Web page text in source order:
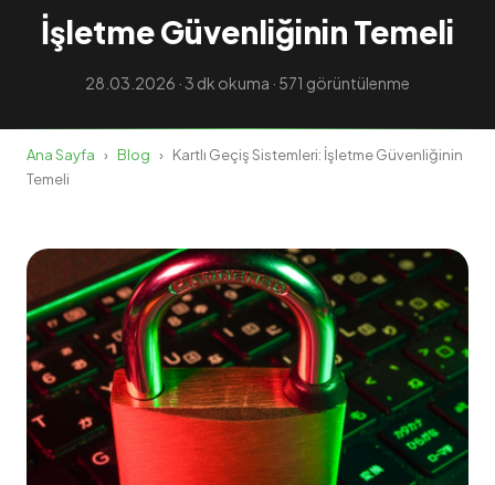
İşletme Güvenliğinin Temeli
28.03.2026 · 3 dk okuma · 571 görüntülenme
Ana Sayfa › Blog › Kartlı Geçiş Sistemleri: İşletme Güvenliğinin
Temeli